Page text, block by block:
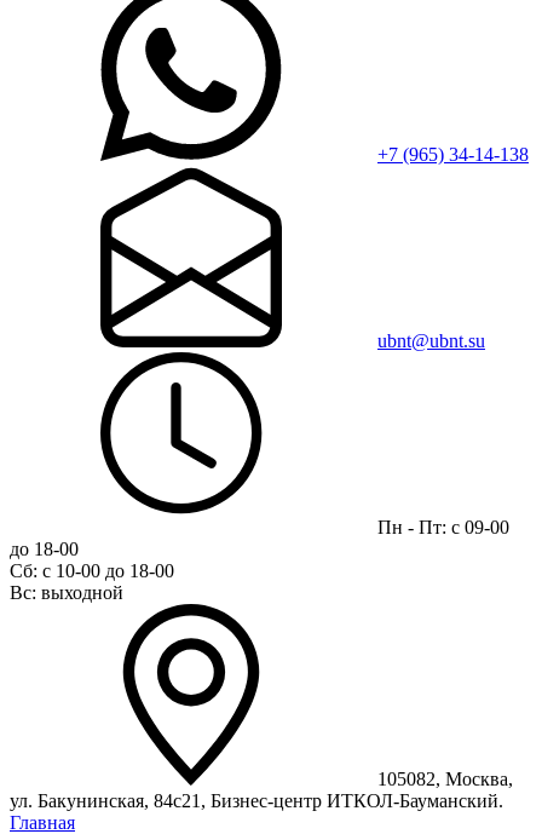
+7 (965) 34-14-138
ubnt@ubnt.su
Пн - Пт: с 09-00
до 18-00
Сб: с 10-00 до 18-00
Вс: выходной
105082, Москва,
ул. Бакунинская, 84с21, Бизнес-центр ИТКОЛ-Бауманский.
Главная